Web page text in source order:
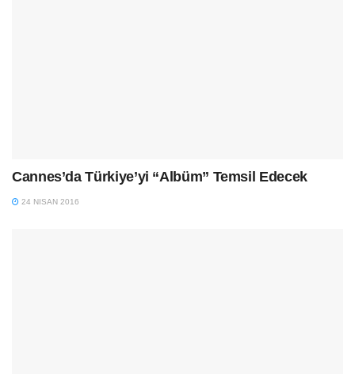
Cannes’da Türkiye’yi “Albüm” Temsil Edecek
24 NISAN 2016